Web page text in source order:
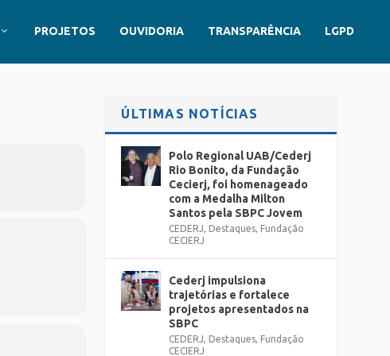
PROJETOS OUVIDORIA TRANSPARÊNCIA LGPD
ÚLTIMAS NOTÍCIAS
Polo Regional UAB/Cederj
Rio Bonito, da Fundação
Cecierj, foi homenageado
com a Medalha Milton
Santos pela SBPC Jovem
CEDERJ, Destaques, Fundação
CECIERJ
Cederj impulsiona
trajetórias e fortalece
projetos apresentados na
SBPC
CEDERJ, Destaques, Fundação
CECIERJ